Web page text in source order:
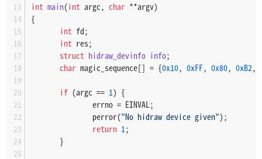
int main(int argc, char **argv)
{
int fd;
int res;
struct hidraw_devinfo info;
char magic_sequence[] = {0x10, 0xFF, 0x80, 0xB2,
if (argc == 1) {
               errno = EINVAL;
               perror(
"No hidraw device given");
return 1;
       }